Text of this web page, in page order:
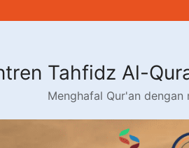
Tahfidz Al-
Menghafal Qur'an dengan